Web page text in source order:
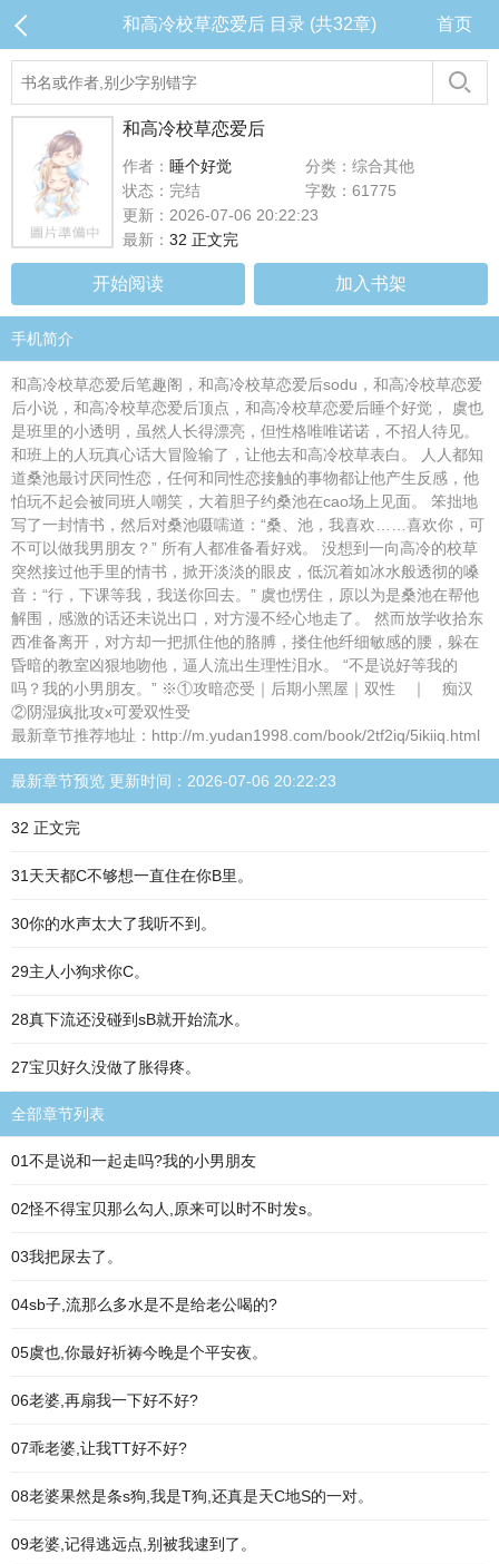
和高冷校草恋爱后 目录 (共32章) 首页
和高冷校草恋爱后
作者： 睡个好觉
分类：综合其他
状态：完结
字数：61775
更新：2026-07-06 20:22:23
最新： 32 正文完
开始阅读 加入书架
手机简介
和高冷校草恋爱后笔趣阁，和高冷校草恋爱后sodu，和高冷校草恋爱
后小说，和高冷校草恋爱后顶点，和高冷校草恋爱后睡个好觉， 虞也
是班里的小透明，虽然人长得漂亮，但性格唯唯诺诺，不招人待见。
和班上的人玩真心话大冒险输了，让他去和高冷校草表白。 人人都知
道桑池最讨厌同性恋，任何和同性恋接触的事物都让他产生反感，他
怕玩不起会被同班人嘲笑，大着胆子约桑池在cao场上见面。 笨拙地
写了一封情书，然后对桑池嗫嚅道：“桑、池，我喜欢……喜欢你，可
不可以做我男朋友？” 所有人都准备看好戏。 没想到一向高冷的校草
突然接过他手里的情书，掀开淡淡的眼皮，低沉着如冰水般透彻的嗓
音：“行，下课等我，我送你回去。” 虞也愣住，原以为是桑池在帮他
解围，感激的话还未说出口，对方漫不经心地走了。 然而放学收拾东
西准备离开，对方却一把抓住他的胳膊，搂住他纤细敏感的腰，躲在
昏暗的教室凶狠地吻他，逼人流出生理性泪水。 “不是说好等我的
吗？我的小男朋友。” ※①攻暗恋受｜后期小黑屋｜双性 ｜ 痴汉
②阴湿疯批攻x可爱双性受
最新章节推荐地址：http://m.yudan1998.com/book/2tf2iq/5ikiiq.html
最新章节预览 更新时间：2026-07-06 20:22:23
32 正文完
31天天都C不够想一直住在你B里。
30你的水声太大了我听不到。
29主人小狗求你C。
28真下流还没碰到sB就开始流水。
27宝贝好久没做了胀得疼。
全部章节列表
01不是说和一起走吗?我的小男朋友
02怪不得宝贝那么勾人,原来可以时不时发s。
03我把尿去了。
04sb子,流那么多水是不是给老公喝的?
05虞也,你最好祈祷今晚是个平安夜。
06老婆,再扇我一下好不好?
07乖老婆,让我TT好不好?
08老婆果然是条s狗,我是T狗,还真是天C地S的一对。
09老婆,记得逃远点,别被我逮到了。